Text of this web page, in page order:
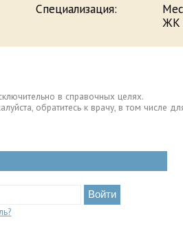
Специализация:
ЖК
в справочных целях.
обратитесь к врачу, в том числе